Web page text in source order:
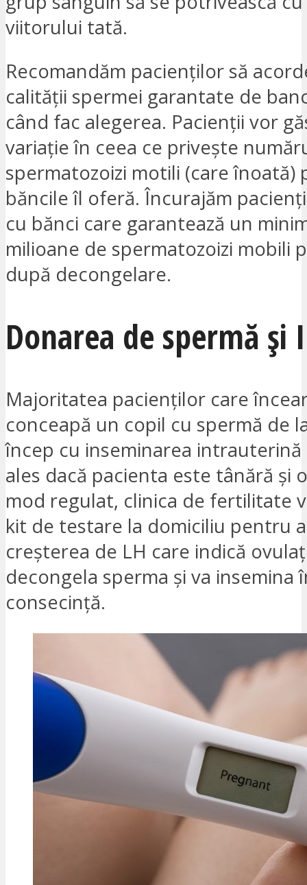
viitorului tată.
Recomandăm pacienților să
calității spermei garantate de
când fac alegerea. Pacienții vor
variație în ceea ce privește
spermatozoizi motili (care înoată)
băncile îl oferă. Încurajăm
cu bănci care garantează un
milioane de spermatozoizi mobili
după decongelare.
Donarea de spermă și
Majoritatea pacienților care
conceapă un copil cu spermă de
încep cu inseminarea intrauterină
ales dacă pacienta este tânără și
mod regulat, clinica de fertilitate
kit de testare la domiciliu pentru
creșterea de LH care indică
decongela sperma și va insemina
consecință.